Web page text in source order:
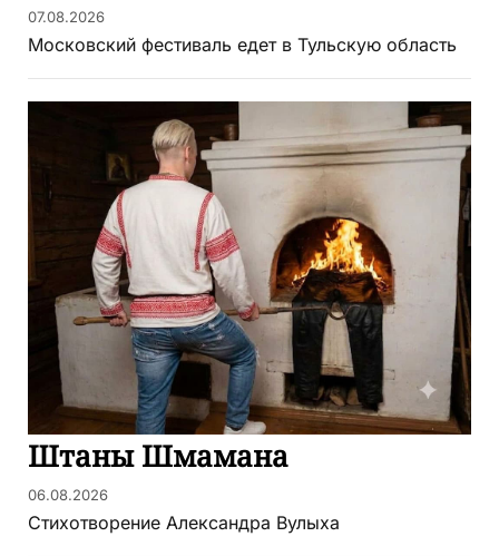
07.08.2026
Московский фестиваль едет в Тульскую область
Штаны Шмамана
06.08.2026
Стихотворение Александра Вулыха